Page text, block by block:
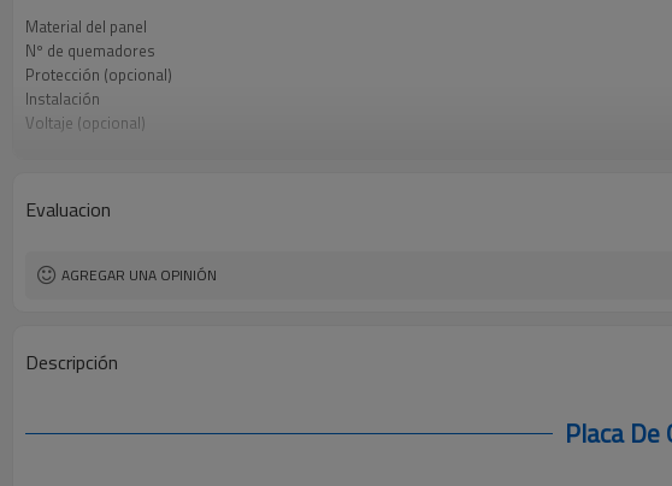
Material del panel
Nº de quemadores
Protección (opcional)
Instalación
Voltaje (opcional)
Evaluacion
AGREGAR UNA OPINIÓN
Descripción
Placa